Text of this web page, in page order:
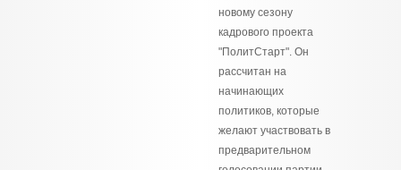
новому сезону
кадрового проекта
"ПолитСтарт". Он
рассчитан на
начинающих
политиков, которые
желают участвовать в
предварительном